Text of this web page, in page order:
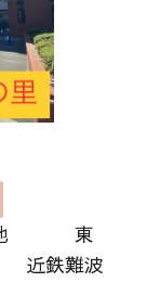
地 東
鉄難波